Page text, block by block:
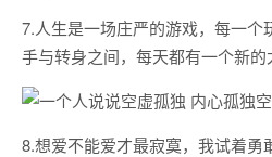
7.人生是一场庄严的游戏，每一个
手与转身之间，每天都有一个新的
8.想爱不能爱才最寂寞，我试着勇